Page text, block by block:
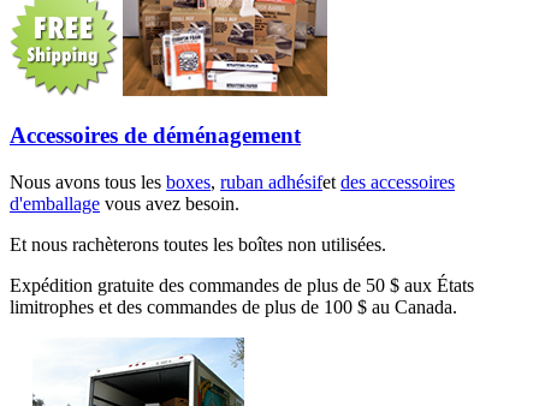
Accessoires de déménagement
Nous avons tous les boxes, ruban adhésifet des accessoires
d'emballage vous avez besoin.
Et nous rachèterons toutes les boîtes non utilisées.
Expédition gratuite des commandes de plus de 50 $ aux États
limitrophes et des commandes de plus de 100 $ au Canada.